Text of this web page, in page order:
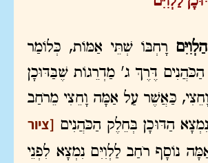
רָחְבּוֹ שְׁתֵּי אַמּוֹת, כְּלוֹמַר
הַכֹּהֲנִים דֶּרֶךְ ג' מַדְרֵגוֹת שֶׁבַּדּוּכָן
כַּאֲשֶׁר עַל אַמָּה וָחֵצִי מֵרֹחַב
הַדּוּכָן בְּחֵלֶק הַכֹּהֲנִים [ציור
נוֹסָף רֹחַב לַלְוִיִּם נִמְצָא לִפְנֵי